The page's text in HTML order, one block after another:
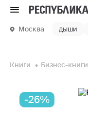
Меню
Москва дыши
Книги Бизнес-книги
-26%